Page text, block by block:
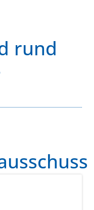
rund